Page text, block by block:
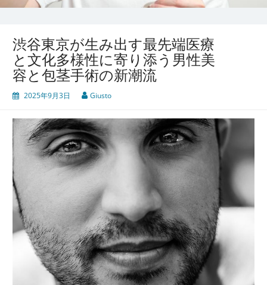
渋谷東京が生み出す最先端医療
と文化多様性に寄り添う男性美
容と包茎手術の新潮流
2025年9月3日 Giusto